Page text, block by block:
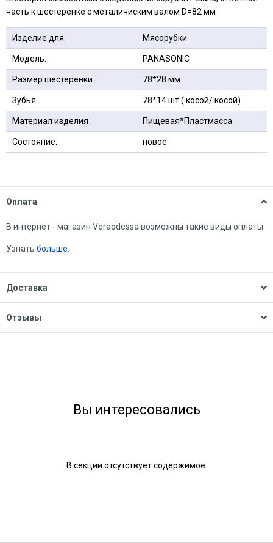
часть к шестеренке с металичиским валом D=82 мм
Изделие для: Мясорубки
Модель: PANASONIC
Размер шестеренки: 78*28 мм
Зубья: 78*14 шт ( косой/ косой)
Материал изделия : Пищевая*Пластмасса
Состояние: новое
Оплата
В интернет - магазин Veraodessa возможны такие виды оплаты:
Узнать больше.
Доставка
Отзывы
Вы интересовались
В секции отсутствует содержимое.